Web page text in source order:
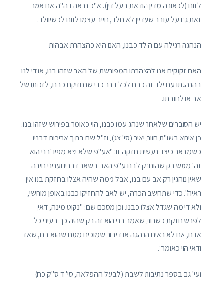
לזונו (לכאורה מדין הודאת בעל דין). א"כ נראה דה"ה אם אמר
זאת גם על עובר שעדיין לא נולד, חייב עצמו לזונו לכשיוולד.
הנהגה רגילה עם הילד כבנו, האם היא כהצהרת אבהות
האם זקוקים אנו להצהרתו המפורשת של האב שזהו בנו, או די לנו
בהנהגתו עם ילד זה כבנו לכל דבר כדי שנחזיקנו כבנו, לזכותו של
אב או לחובתו.
יש הסוברים שלאחר שנהג עמו כבנו, הוי כאומר בפירוש שזהו בנו.
כן איתא בשו"ת חוות יאיר (סי' צג), וז"ל שם בתוך אריכות דבריו
כשמבאר כיצד נעשית חזקה זו: "אע"פ שלא יצא מפיו 'בני הוא
זה' ממש רק שהוחזק לבנו ע"פ האב בשאר דבריו ועניני חיבה
שאין נוהגין רק אב עם בנו, אבל ממה שהיה אצלו בחזקת בנו אין
ראיה". כדי שתחשב הכרה, יש לאב להחזיקו כבנו באופן מוחשי,
ולא די מה שגדל אצלו כבנו. וכן מסכם שם: "נקוט מינה, דאין
לפרש חזקת כשרות שאמר בני הוא זה רק שהיה כך בעיני כל
אדם, אם לא ראינו הנהגה או דיבור שמוכיח ממנו שהוא בנו, שאז
ודאי הוי כאומר".
ועי' גם בספר נתיבות לשבת (לבעל ההפלאה, סי' ד ס"ק כח)